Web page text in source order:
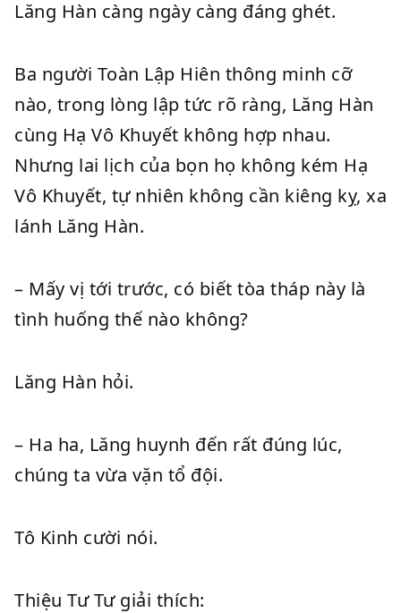
Lăng Hàn càng ngày càng đáng ghét.
Ba người Toàn Lập Hiên thông minh cỡ
nào, trong lòng lập tức rõ ràng, Lăng Hàn
cùng Hạ Vô Khuyết không hợp nhau.
Nhưng lai lịch của bọn họ không kém Hạ
Vô Khuyết, tự nhiên không cần kiêng kỵ, xa
lánh Lăng Hàn.
– Mấy vị tới trước, có biết tòa tháp này là
tình huống thế nào không?
Lăng Hàn hỏi.
– Ha ha, Lăng huynh đến rất đúng lúc,
chúng ta vừa vặn tổ đội.
Tô Kinh cười nói.
Thiệu Tư Tư giải thích: